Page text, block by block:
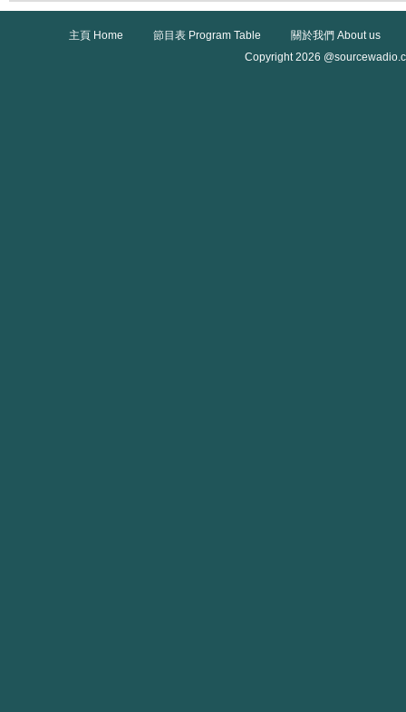
主頁 Home 節目表 Program Table
關於我們 About us
Copyright 2026